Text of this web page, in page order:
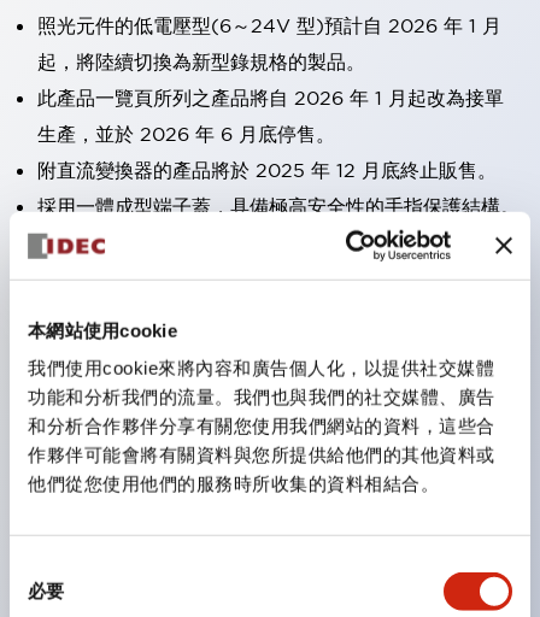
本網站使用cookie
我們使用cookie來將內容和廣告個人化，以提供社交媒體
功能和分析我們的流量。我們也與我們的社交媒體、廣告
和分析合作夥伴分享有關您使用我們網站的資料，這些合
作夥伴可能會將有關資料與您所提供給他們的其他資料或
他們從您使用他們的服務時所收集的資料相結合。
必要
照光元件的低電壓型(6～24V 型)預計自 2026 年 1 月
起，將陸續切換為新型錄規格的製品。
此產品一覽頁所列之產品將自 2026 年 1 月起改為接單
生產，並於 2026 年 6 月底停售。
附直流變換器的產品將於 2025 年 12 月底終止販售。
採用一體成型端子蓋，具備極高安全性的手指保護結構。
接點部採用自清潔滾動接觸方式，維持穩定導通性能。
防護結構可防止水或油從面板前方滲入：IP65（僅雙按
鈕開關為 IP40）。
三種功能集結於一顆開關。
完整支援全球各地需求的多種電壓規格。
一顆 LED 燈泡即可呈現六種顏色（LSRD 燈泡）。以往
需分色管理的 LED 燈泡，如今可用單一顆燈泡呈現多種
顏色。
可清楚辨識正方平頭形指示燈的亮燈/熄燈狀態，以及點